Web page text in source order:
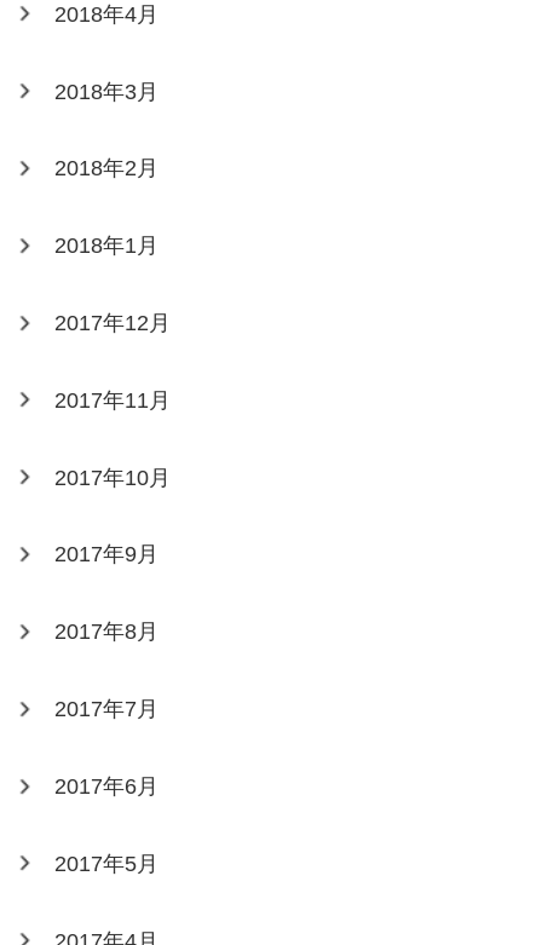
2018年4月
2018年3月
2018年2月
2018年1月
2017年12月
2017年11月
2017年10月
2017年9月
2017年8月
2017年7月
2017年6月
2017年5月